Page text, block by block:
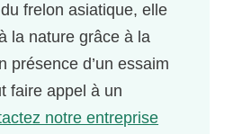
frelon asiatique, elle
la nature grâce à la
présence d’un essaim
faire appel à un
notre entreprise